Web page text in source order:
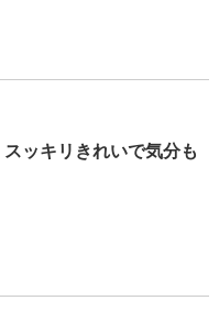
ッキリきれいで気分も